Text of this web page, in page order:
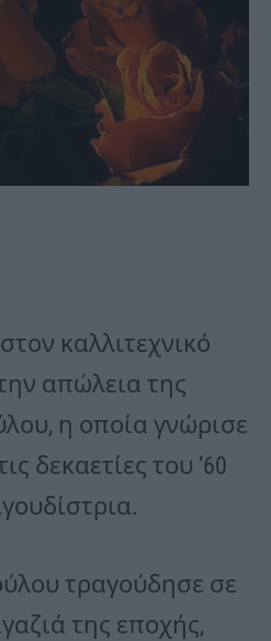
καλλιτεχνικό
απώλεια της
η οποία γνώρισε
δεκαετίες του ’60
τραγούδησε σε
της εποχής,